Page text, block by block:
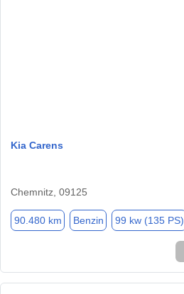
Kia Carens
Chemnitz, 09125
90.480 km Benzin 99 kw (135 PS)